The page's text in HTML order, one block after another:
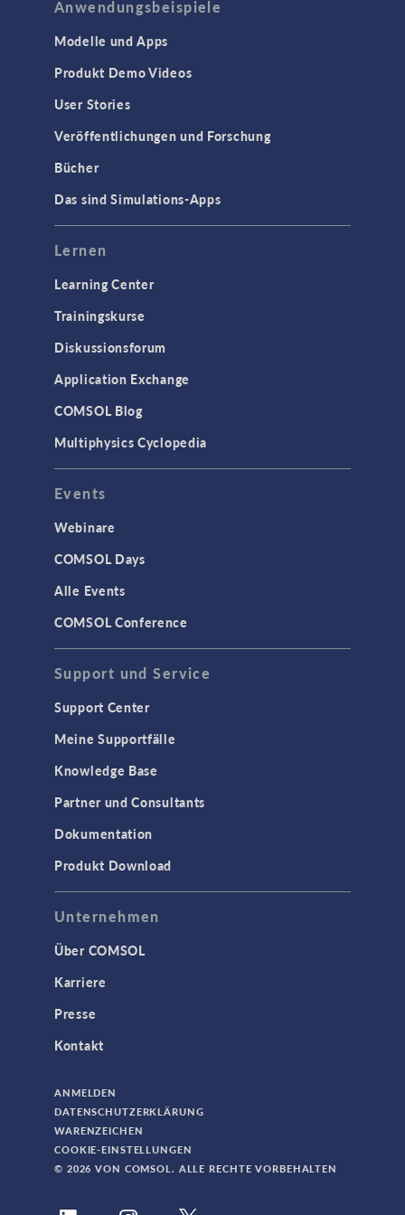
Niederfrequenz-Elektromagnetik
Plasmaphysik
Strahlenoptik
SCHNITTSTELLEN
CAD
STRÖMUNG & WÄRME
(CFD)
Mikrofluidik
Particle Tracing in Strömungen
Strömung in porösen Medien
Wärmetransport
STRUKTURMECHANIK &
AKUSTIK
Akustik & Schwingungen
Materialmodelle
MEMS & Piezoelektrische Elemente
Strukturdynamik
WISSENSCHAFT AKTUELL
TAGS
3D-Druck
AC/DC Module
Acoustics Module
Ausgewählte Wissenschaftler
Battery Design Module
Bioengineering
CFD Module
Chemical Reaction Engineering Module
Corrosion Module
Electrochemistry Module
Fuel Cell & Electrolyzer Module
Geomechanics Module
Granular Flow Module
Anwendungsbeispiele
Modelle und Apps
Produkt Demo Videos
User Stories
Veröffentlichungen und Forschung
Bücher
Das sind Simulations-Apps
Lernen
Learning Center
Trainingskurse
Diskussionsforum
Application Exchange
COMSOL Blog
Multiphysics Cyclopedia
Events
Webinare
COMSOL Days
Alle Events
COMSOL Conference
Support und Service
Support Center
Meine Supportfälle
Knowledge Base
Partner und Consultants
Dokumentation
Produkt Download
Unternehmen
Über COMSOL
Karriere
Presse
Kontakt
ANMELDEN
DATENSCHUTZERKLÄRUNG
WARENZEICHEN
COOKIE-EINSTELLUNGEN
© 2026 VON COMSOL. ALLE RECHTE VORBEHALTEN